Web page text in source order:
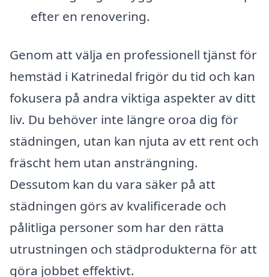
efter en renovering.
Genom att välja en professionell tjänst för
hemstäd i Katrinedal frigör du tid och kan
fokusera på andra viktiga aspekter av ditt
liv. Du behöver inte längre oroa dig för
städningen, utan kan njuta av ett rent och
fräscht hem utan ansträngning.
Dessutom kan du vara säker på att
städningen görs av kvalificerade och
pålitliga personer som har den rätta
utrustningen och städprodukterna för att
göra jobbet effektivt.